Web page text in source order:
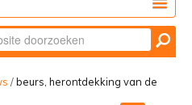
/beurs, herontdekking van de